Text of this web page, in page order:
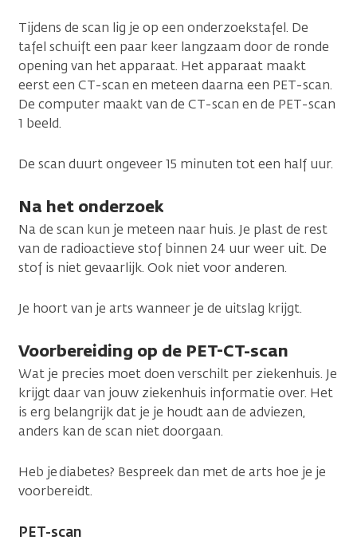
Tijdens de scan lig je op een onderzoekstafel. De
tafel schuift een paar keer langzaam door de ronde
opening van het apparaat. Het apparaat maakt
eerst een CT-scan en meteen daarna een PET-scan.
De computer maakt van de CT-scan en de PET-scan
1 beeld.
De scan duurt ongeveer 15 minuten tot een half uur.
Na het onderzoek
Na de scan kun je meteen naar huis. Je plast de rest
van de radioactieve stof binnen 24 uur weer uit. De
stof is niet gevaarlijk. Ook niet voor anderen.
Je hoort van je arts wanneer je de uitslag krijgt.
Voorbereiding op de PET-CT-scan
Wat je precies moet doen verschilt per ziekenhuis. Je
krijgt daar van jouw ziekenhuis informatie over. Het
is erg belangrijk dat je je houdt aan de adviezen,
anders kan de scan niet doorgaan.
Heb je diabetes? Bespreek dan met de arts hoe je je
voorbereidt.
PET-scan